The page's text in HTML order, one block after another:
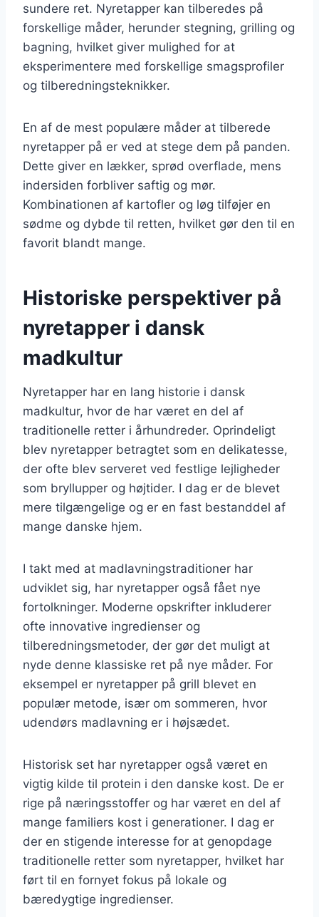
sundere ret. Nyretapper kan tilberedes på
forskellige måder, herunder stegning, grilling og
bagning, hvilket giver mulighed for at
eksperimentere med forskellige smagsprofiler
og tilberedningsteknikker.
En af de mest populære måder at tilberede
nyretapper på er ved at stege dem på panden.
Dette giver en lækker, sprød overflade, mens
indersiden forbliver saftig og mør.
Kombinationen af kartofler og løg tilføjer en
sødme og dybde til retten, hvilket gør den til en
favorit blandt mange.
Historiske perspektiver på
nyretapper i dansk
madkultur
Nyretapper har en lang historie i dansk
madkultur, hvor de har været en del af
traditionelle retter i århundreder. Oprindeligt
blev nyretapper betragtet som en delikatesse,
der ofte blev serveret ved festlige lejligheder
som bryllupper og højtider. I dag er de blevet
mere tilgængelige og er en fast bestanddel af
mange danske hjem.
I takt med at madlavningstraditioner har
udviklet sig, har nyretapper også fået nye
fortolkninger. Moderne opskrifter inkluderer
ofte innovative ingredienser og
tilberedningsmetoder, der gør det muligt at
nyde denne klassiske ret på nye måder. For
eksempel er nyretapper på grill blevet en
populær metode, især om sommeren, hvor
udendørs madlavning er i højsædet.
Historisk set har nyretapper også været en
vigtig kilde til protein i den danske kost. De er
rige på næringsstoffer og har været en del af
mange familiers kost i generationer. I dag er
der en stigende interesse for at genopdage
traditionelle retter som nyretapper, hvilket har
ført til en fornyet fokus på lokale og
bæredygtige ingredienser.